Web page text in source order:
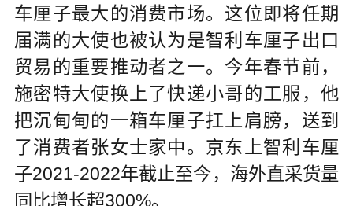
车厘子最大的消费市场。这位即将任期
届满的大使也被认为是智利车厘子出口
贸易的重要推动者之一。今年春节前，
施密特大使换上了快递小哥的工服，他
把沉甸甸的一箱车厘子扛上肩膀，送到
了消费者张女士家中。京东上智利车厘
子2021-2022年截止至今，海外直采货量
同比增长超300%。